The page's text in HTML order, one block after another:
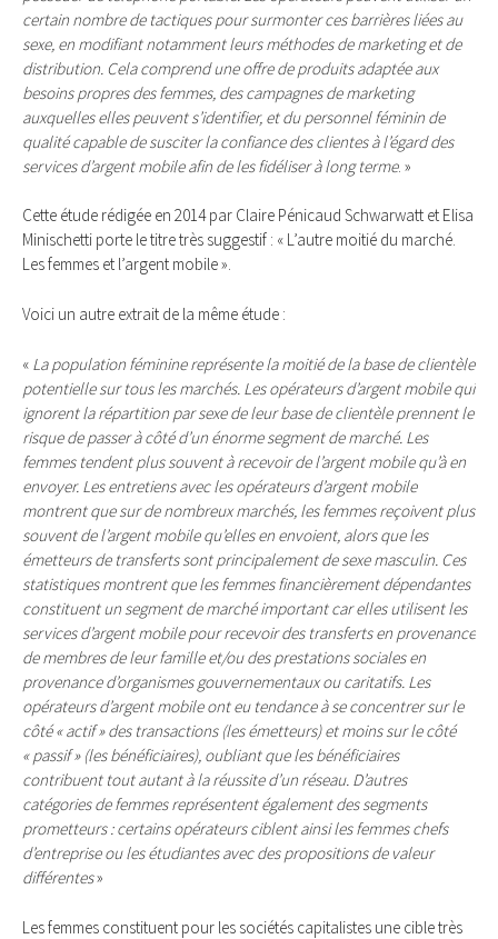
certain nombre de tactiques pour surmonter ces barrières liées au
sexe, en modifiant notamment leurs méthodes de marketing et de
distribution. Cela comprend une offre de produits adaptée aux
besoins propres des femmes, des campagnes de marketing
auxquelles elles peuvent s’identifier, et du personnel féminin de
qualité capable de susciter la confiance des clientes à l’égard des
services d’argent mobile afin de les fidéliser à longterme. »
Cette étude rédigée en 2014 par Claire Pénicaud Schwarwatt et Elisa
Minischetti porte le titre très suggestif : « L’autre moitié du marché.
Les femmes et l’argent mobile ».
Voici un autre extrait de la même étude :
« La population féminine représente la moitié de la base de clientèle
potentielle sur tous les marchés. Les opérateurs d’argent mobile qui
ignorent la répartition par sexe de leur base de clientèle prennent le
risque de passer à côté d’un énorme segment de marché. Les
femmes tendent plus souvent à recevoir de l’argent mobile qu’à en
envoyer. Les entretiens avec les opérateurs d’argent mobile
montrent que sur de nombreux marchés, les femmes reçoivent plus
souvent de l’argent mobile qu’elles en envoient, alors que les
émetteurs de transferts sont principalement de sexe masculin. Ces
statistiques montrent que les femmes financièrement dépendantes
constituent un segment de marché important car elles utilisent les
services d’argent mobile pour recevoir des transferts en provenance
de membres de leur famille et/ou des prestations sociales en
provenance d’organismes gouvernementaux ou caritatifs. Les
opérateurs d’argent mobile ont eu tendance à se concentrer sur le
côté « actif » des transactions (les émetteurs) et moins sur le côté
« passif » (les bénéficiaires), oubliant que les bénéficiaires
contribuent tout autant à la réussite d’un réseau. D’autres
catégories de femmes représentent également des segments
prometteurs : certains opérateurs ciblent ainsi les femmes chefs
d’entreprise ou les étudiantes avec des propositions de valeur
différentes»
Les femmes constituent pour les sociétés capitalistes une cible très